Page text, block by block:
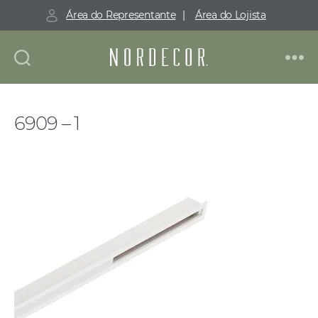
Área do Representante | Área do Lojista
Nordecor
6909 – 1